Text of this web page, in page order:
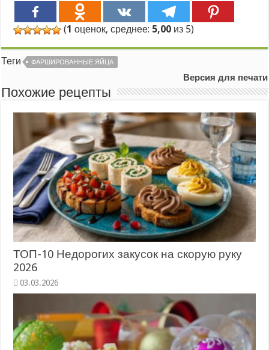
(1 оценок, среднее: 5,00 из 5)
Теги ФАРШИРОВАННЫЕ ЯЙЦА
Версия для печати
Похожие рецепты
ТОП-10 Недорогих закусок на скорую руку
2026